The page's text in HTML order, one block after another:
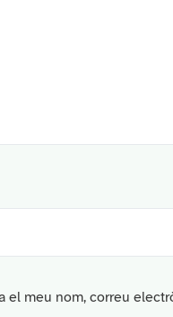
el meu nom, correu